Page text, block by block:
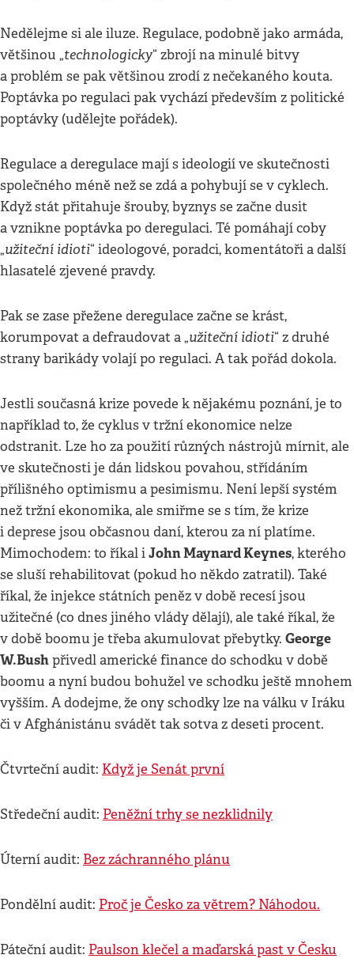
Nedělejme si ale iluze. Regulace, podobně jako armáda,
většinou „technologicky“ zbrojí na minulé bitvy
a problém se pak většinou zrodí z nečekaného kouta.
Poptávka po regulaci pak vychází především z politické
poptávky (udělejte pořádek).
Regulace a deregulace mají s ideologií ve skutečnosti
společného méně než se zdá a pohybují se v cyklech.
Když stát přitahuje šrouby, byznys se začne dusit
a vznikne poptávka po deregulaci. Té pomáhají coby
„užiteční idioti“ ideologové, poradci, komentátoři a další
hlasatelé zjevené pravdy.
Pak se zase přežene deregulace začne se krást,
korumpovat a defraudovat a „užiteční idioti“ z druhé
strany barikády volají po regulaci. A tak pořád dokola.
Jestli současná krize povede k nějakému poznání, je to
například to, že cyklus v tržní ekonomice nelze
odstranit. Lze ho za použití různých nástrojů mírnit, ale
ve skutečnosti je dán lidskou povahou, střídáním
přílišného optimismu a pesimismu. Není lepší systém
než tržní ekonomika, ale smiřme se s tím, že krize
i deprese jsou občasnou daní, kterou za ní platíme.
Mimochodem: to říkal iJohn Maynard Keynes, kterého
se sluší rehabilitovat (pokud ho někdo zatratil). Také
říkal, že injekce státních peněz v době recesí jsou
užitečné (co dnes jiného vlády dělají), ale také říkal, že
v době boomu je třeba akumulovat přebytky. George
W.Bushpřivedl americké finance do schodku v době
boomu a nyní budou bohužel ve schodku ještě mnohem
vyšším. A dodejme, že ony schodky lze na válku v Iráku
či v Afghánistánu svádět tak sotva z deseti procent.
Čtvrteční audit: Když je Senát první
Středeční audit: Peněžní trhy se nezklidnily
Úterní audit: Bez záchranného plánu
Pondělní audit: Proč je Česko za větrem? Náhodou.
Páteční audit: Paulson klečel a maďarská past v Česku